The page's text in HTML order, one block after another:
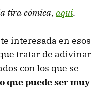
tira cómica, aquí.
interesada en esos
tratar de adivinar
con los que se
que puede ser muy